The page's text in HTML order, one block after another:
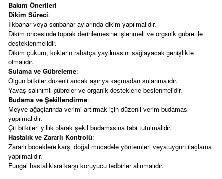
Bakım Önerileri
Dikim Süreci:
İlkbahar veya sonbahar aylarında dikim yapılmalıdır.
Dikim öncesinde toprak derinlemesine işlenmeli ve organik gübre ile
desteklenmelidir.
Dikim çukuru, köklerin rahatça yayılmasını sağlayacak genişlikte
olmalıdır.
Sulama ve Gübreleme:
Olgun bitkiler düzenli ancak aşırıya kaçmadan sulanmalıdır.
Yavaş salınımlı gübreler ve organik desteklerle beslenmelidir.
Budama ve Şekillendirme:
Meyve ağaçlarında verimi artırmak için düzenli verim budaması
yapılmalıdır.
Çit bitkileri yıllık olarak şekil budamasına tabi tutulmalıdır.
Hastalık ve Zararlı Kontrolü:
Zararlı böceklere karşı doğal mücadele yöntemleri veya uygun ilaçlama
yapılmalıdır.
Fungal hastalıklara karşı koruyucu tedbirler alınmalıdır.